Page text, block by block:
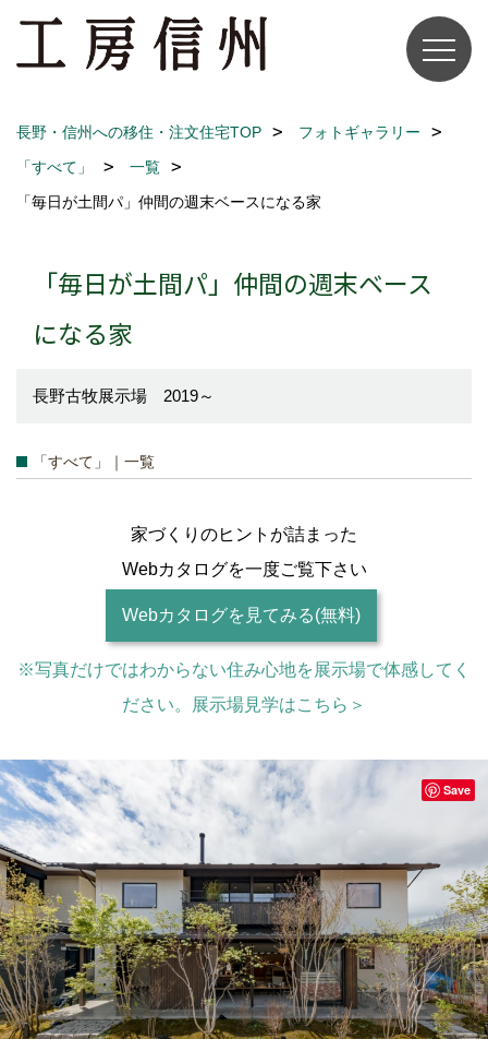
長野・信州への移住・注文住宅TOP
フォトギャラリー
「すべて」
一覧
「毎日が土間パ」仲間の週末ベースになる家
「毎日が土間パ」仲間の週末ベース
になる家
長野古牧展示場 2019～
「すべて」｜一覧
家づくりのヒントが詰まった
Webカタログを一度ご覧下さい
Webカタログを見てみる(無料)
※写真だけではわからない住み心地を展示場で体感してく
ださい。展示場見学はこちら＞
Save